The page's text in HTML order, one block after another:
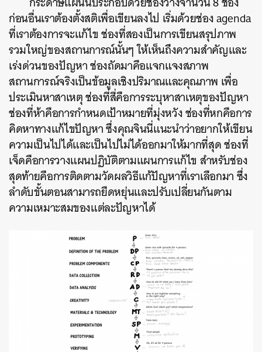
ก่อนอื่นเราต้องตั้งสติเพื่อเขียนลงไป เริ่มด้วยช่อง agenda
ที่เราต้องการจะแก้ไข ช่องที่สองเป็นการเขียนสรุปภาพ
รวมใหญ่ของสถานการณ์นั้นๆ ให้เห็นถึงความสำคัญและ
เร่งด่วนของปัญหา ช่องถัดมาคือแจกแจงสภาพ
สถานการณ์จริงเป็นข้อมูลเชิงปริมาณและคุณภาพ เพื่อ
ประเมินหาสาเหตุ ช่องที่สี่คือการระบุหาสาเหตุของปัญหา
ช่องที่ห้าคือการกำหนดเป้าหมายที่มุ่งหวัง ช่องที่หกคือการ
คิดหาทางแก้ไขปัญหา ซึ่งคุณจินนี่แนะนำว่าอยากให้เขียน
ความเป็นไปได้และเป็นไปไม่ได้ออกมาให้มากที่สุด ช่องที่
เจ็ดคือการวางแผนปฏิบัติตามแผนการแก้ไข สำหรับช่อง
สุดท้ายคือการติดตามวัดผลวิธีแก้ปัญหาที่เราเลือกมา ซึ่ง
ลำดับขั้นตอนสามารถยืดหยุ่นและปรับเปลี่ยนกันตาม
ความเหมาะสมของแต่ละปัญหาได้
SHARE TWEET LINE EMAIL